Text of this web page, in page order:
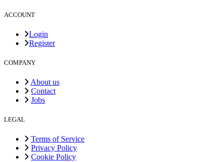
ACCOUNT
Login
Register
COMPANY
About us
Contact
Jobs
LEGAL
Terms of Service
Privacy Policy
Cookie Policy